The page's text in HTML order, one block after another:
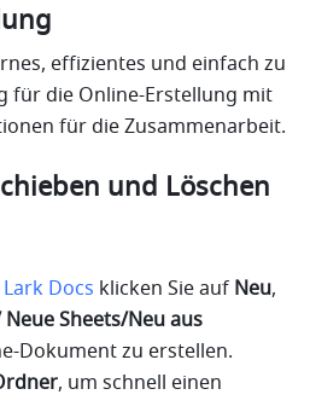
effizientes und einfach zu
für die Online-Erstellung mit
für die Zusammenarbeit.
und Löschen
Docs klicken Sie auf Neu,
Sheets/Neu aus
Dokument zu erstellen.
, um schnell einen